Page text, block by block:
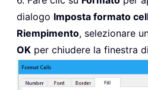
dialogo Imposta formato
Riempimento, selezionare
OK per chiudere la finestra